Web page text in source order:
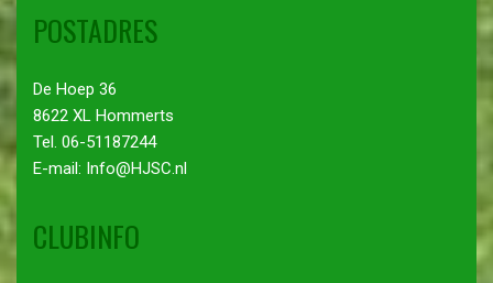
POSTADRES
De Hoep 36
8622 XL Hommerts
Tel. 06-51187244
E-mail: Info@HJSC.nl
CLUBINFO